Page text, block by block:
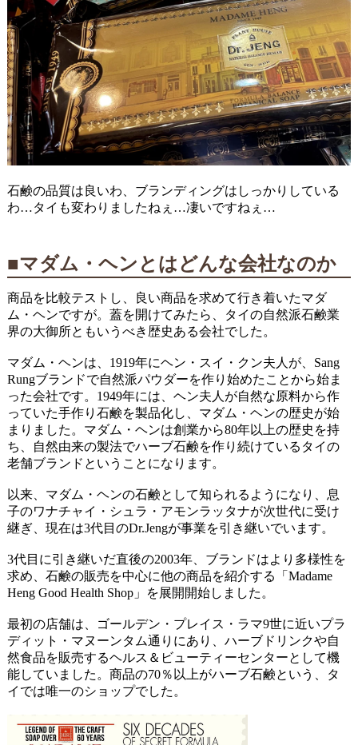
石鹸の品質は良いわ、ブランディングはしっかりしている
わ…タイも変わりましたねぇ…凄いですねぇ…
■マダム・ヘンとはどんな会社なのか
商品を比較テストし、良い商品を求めて行き着いたマダ
ム・ヘンですが。蓋を開けてみたら、タイの自然派石鹸業
界の大御所ともいうべき歴史ある会社でした。
マダム・ヘンは、1919年にヘン・スイ・クン夫人が、Sang
Rungブランドで自然派パウダーを作り始めたことから始ま
った会社です。1949年には、ヘン夫人が自然な原料から作
っていた手作り石鹸を製品化し、マダム・ヘンの歴史が始
まりました。マダム・ヘンは創業から80年以上の歴史を持
ち、自然由来の製法でハーブ石鹸を作り続けているタイの
老舗ブランドということになります。
以来、マダム・ヘンの石鹸として知られるようになり、息
子のワナチャイ・シュラ・アモンラッタナが次世代に受け
継ぎ、現在は3代目のDr.Jengが事業を引き継いでいます。
3代目に引き継いだ直後の2003年、ブランドはより多様性を
求め、石鹸の販売を中心に他の商品を紹介する「Madame
Heng Good Health Shop」を展開開始しました。
最初の店舗は、ゴールデン・プレイス・ラマ9世に近いプラ
ディット・マヌーンタム通りにあり、ハーブドリンクや自
然食品を販売するヘルス＆ビューティーセンターとして機
能していました。商品の70％以上がハーブ石鹸という、タ
イでは唯一のショップでした。